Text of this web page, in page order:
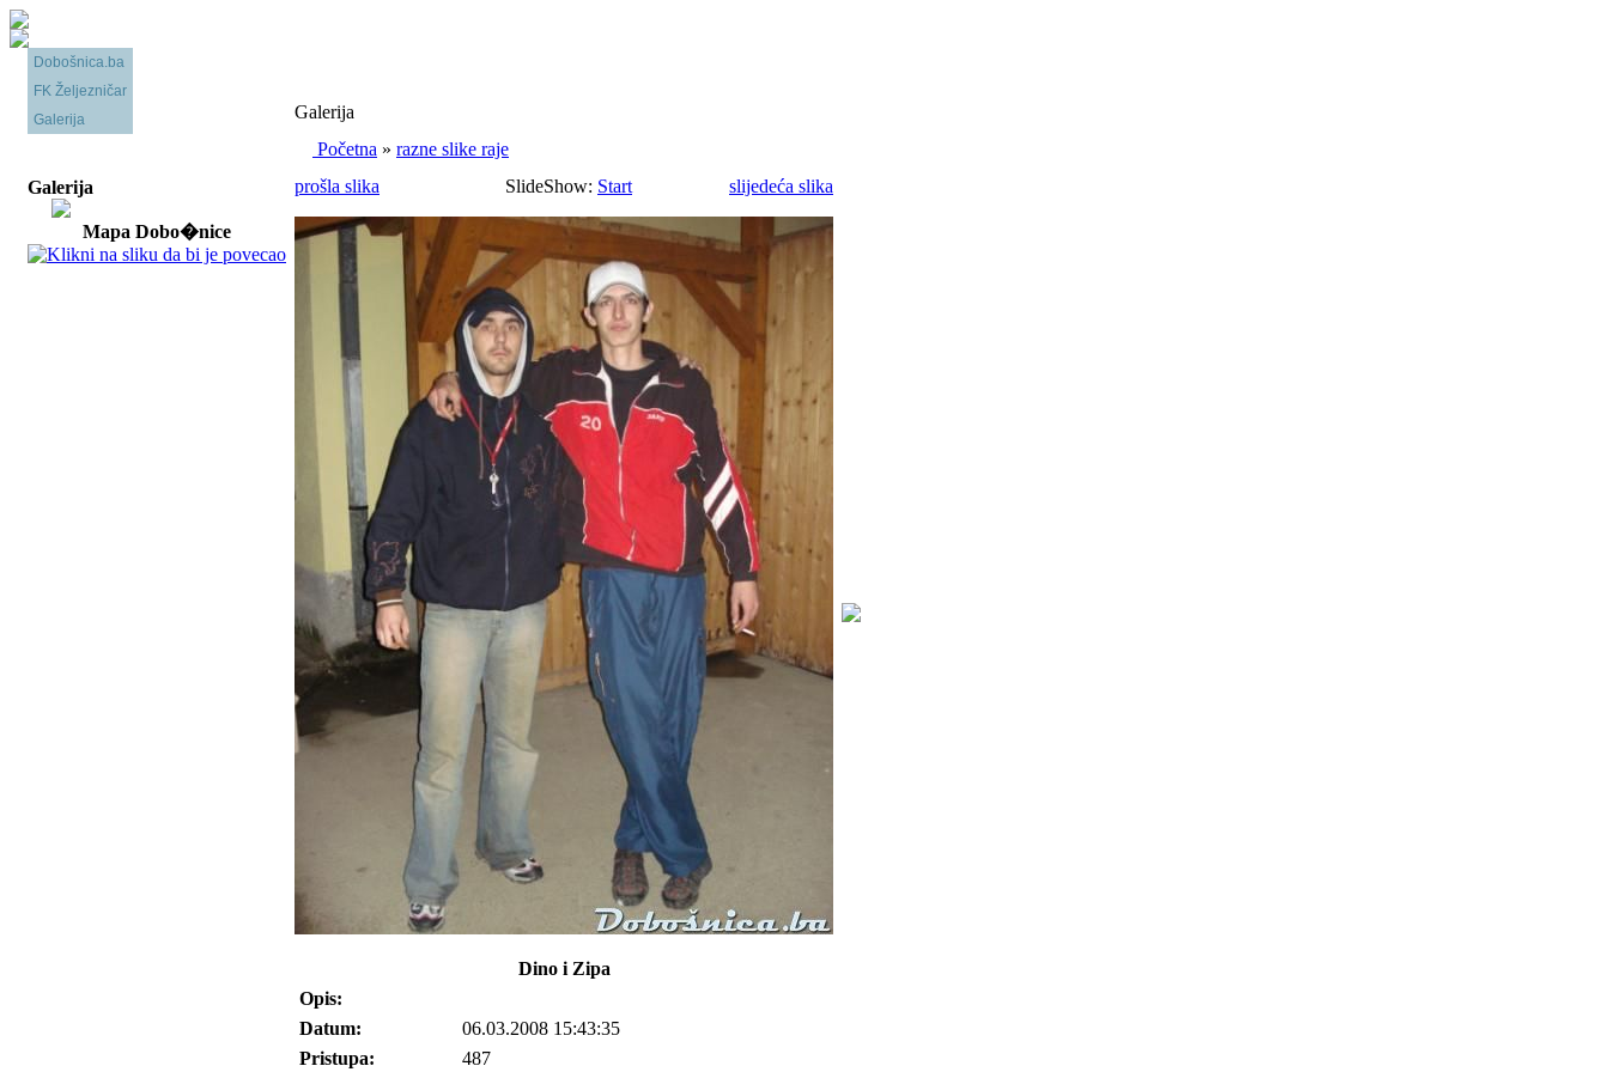
Dobošnica.ba
FK Željezničar
Galerija
Galerija
Mapa Dobo�nice
Galerija
Početna » razne slike raje
prošla slika
SlideShow: Start slijedeća slika
Dino i Zipa
Opis:
Datum:
06.03.2008 15:43:35
Pristupa:
487